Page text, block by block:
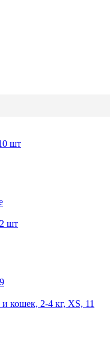
шт
шт
кошек, 2-4 кг, XS, 11